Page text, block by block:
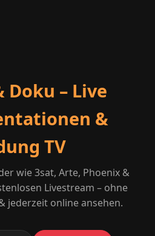
– Live
&
TV
wie 3sat, Arte, Phoenix &
Livestream – ohne
jederzeit online ansehen.